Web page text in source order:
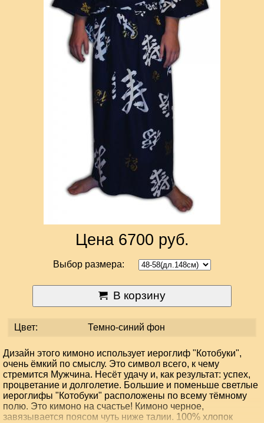
Цена 6700 руб.
Выбор размера:
В корзину
Цвет: Темно-синий фон
Дизайн этого кимоно использует иероглиф "Котобуки",
очень ёмкий по смыслу. Это символ всего, к чему
стремится Мужчина. Несёт удачу и, как результат: успех,
процветание и долголетие. Большие и поменьше светлые
иероглифы "Котобуки" расположены по всему тёмному
полю. Это кимоно на счастье! Кимоно черное,
завязывается поясом чуть ниже талии. 100% хлопок